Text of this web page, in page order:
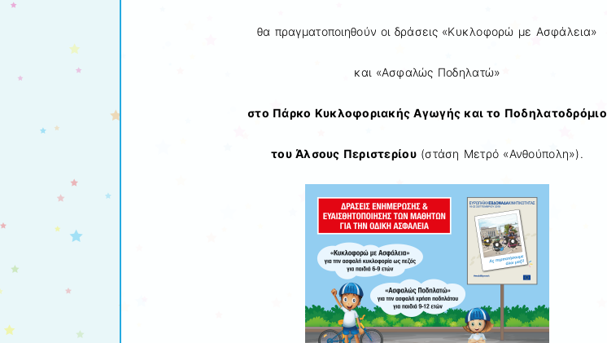
θα πραγματοποιηθούν οι δράσεις «Κυκλοφορώ με Ασφάλεια»
και «Ασφαλώς Ποδηλατώ»
στο Πάρκο Κυκλοφοριακής Αγωγής και το Ποδηλατοδρόμιο
του Άλσους Περιστερίου(στάση Μετρό «Ανθούπολη»).